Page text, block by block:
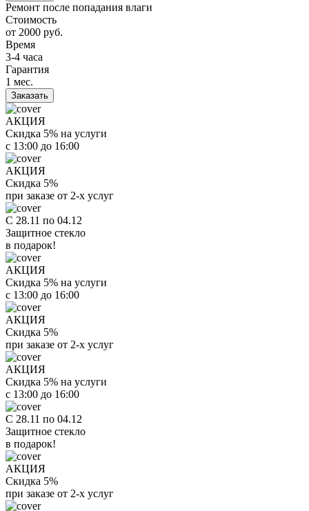
Ремонт после попадания влаги
Стоимость
от 2000 руб.
Время
3-4 часа
Гарантия
1 мес.
Заказать
АКЦИЯ
Скидка 5% на услуги
с 13:00 до 16:00
АКЦИЯ
Скидка 5%
при заказе от 2-х услуг
С 28.11 по 04.12
Защитное стекло
в подарок!
АКЦИЯ
Скидка 5% на услуги
с 13:00 до 16:00
АКЦИЯ
Скидка 5%
при заказе от 2-х услуг
АКЦИЯ
Скидка 5% на услуги
с 13:00 до 16:00
С 28.11 по 04.12
Защитное стекло
в подарок!
АКЦИЯ
Скидка 5%
при заказе от 2-х услуг